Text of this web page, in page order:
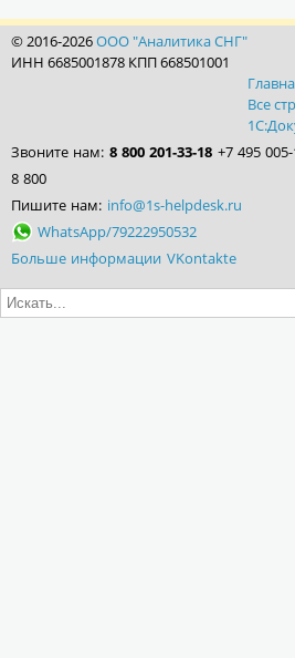
© 2016-2026ООО "Аналитика СНГ"
ИНН 6685001878 КПП 668501001
Все
Звоните нам: 8 800 201-33-18 +7 495
8 800
Пишите нам: info@1s-helpdesk.ru
WhatsApp/79222950532
Больше информации VKontakte